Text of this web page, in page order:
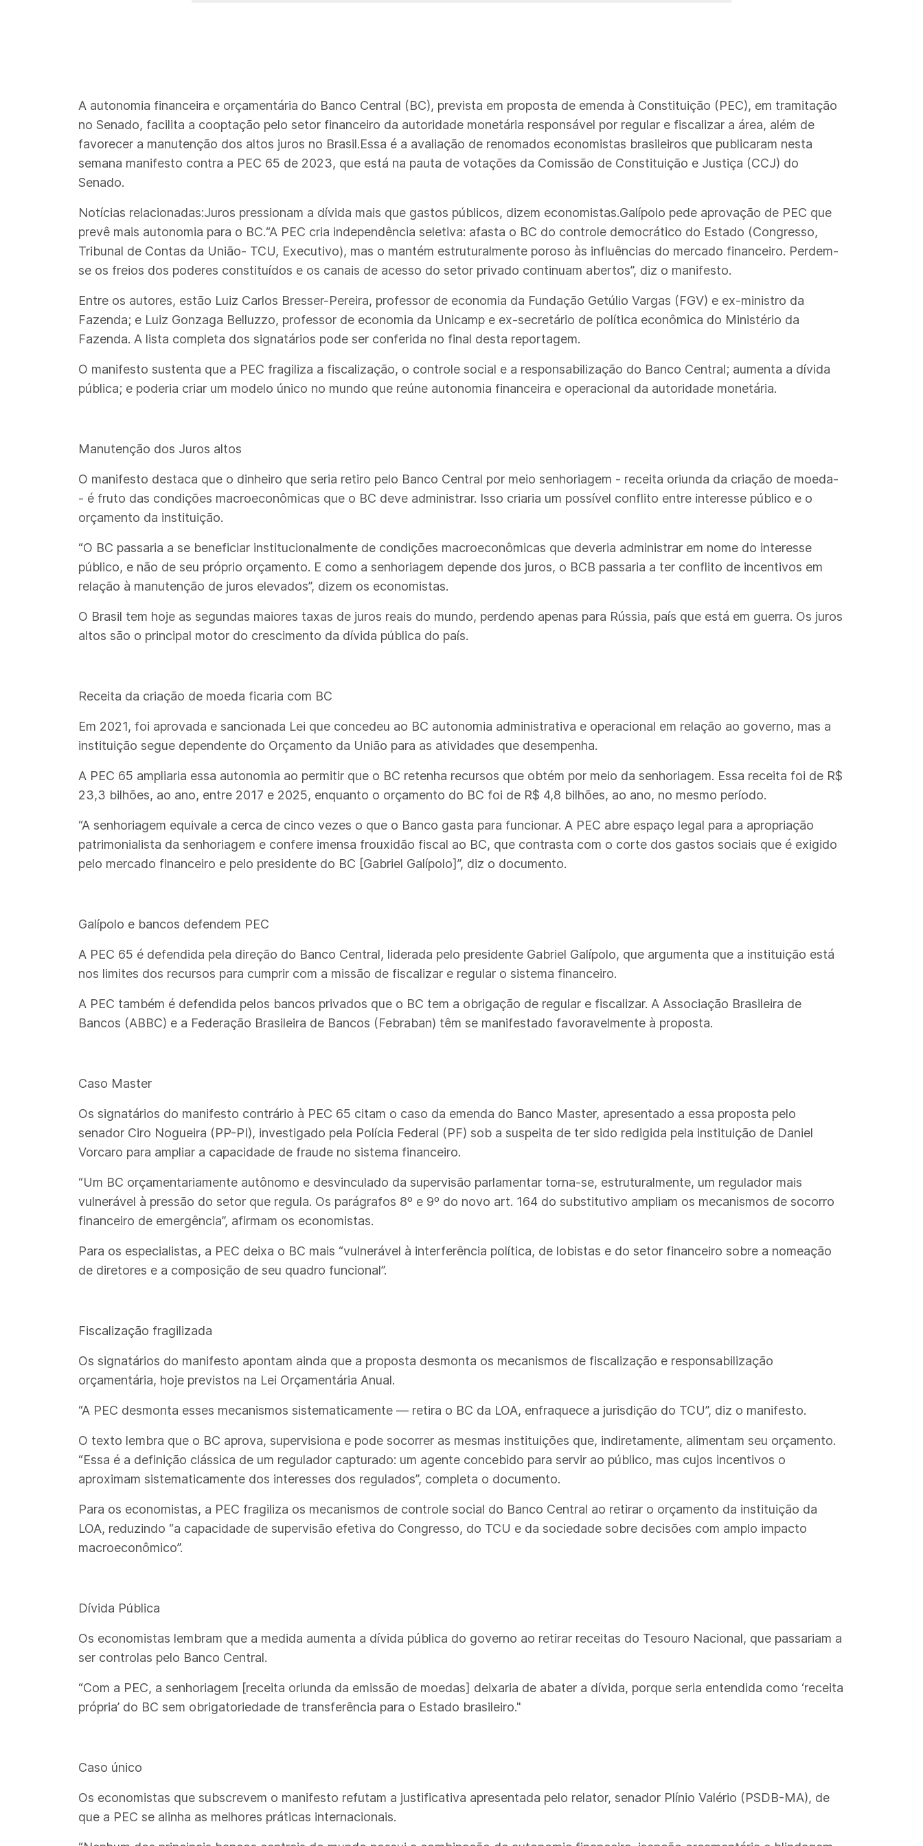
A autonomia financeira e orçamentária do Banco Central (BC), prevista em proposta de emenda à Constituição (PEC), em tramitação
no Senado, facilita a cooptação pelo setor financeiro da autoridade monetária responsável por regular e fiscalizar a área, além de
favorecer a manutenção dos altos juros no Brasil.Essa é a avaliação de renomados economistas brasileiros que publicaram nesta
semana manifesto contra a PEC 65 de 2023, que está na pauta de votações da Comissão de Constituição e Justiça (CCJ) do
Senado.
Notícias relacionadas:Juros pressionam a dívida mais que gastos públicos, dizem economistas.Galípolo pede aprovação de PEC que
prevê mais autonomia para o BC.“A PEC cria independência seletiva: afasta o BC do controle democrático do Estado (Congresso,
Tribunal de Contas da União- TCU, Executivo), mas o mantém estruturalmente poroso às influências do mercado financeiro. Perdem-
se os freios dos poderes constituídos e os canais de acesso do setor privado continuam abertos”, diz o manifesto.
Entre os autores, estão Luiz Carlos Bresser-Pereira, professor de economia da Fundação Getúlio Vargas (FGV) e ex-ministro da
Fazenda; e Luiz Gonzaga Belluzzo, professor de economia da Unicamp e ex-secretário de política econômica do Ministério da
Fazenda. A lista completa dos signatários pode ser conferida no final desta reportagem.
O manifesto sustenta que a PEC fragiliza a fiscalização, o controle social e a responsabilização do Banco Central; aumenta a dívida
pública; e poderia criar um modelo único no mundo que reúne autonomia financeira e operacional da autoridade monetária.
Manutenção dos Juros altos
O manifesto destaca que o dinheiro que seria retiro pelo Banco Central por meio senhoriagem - receita oriunda da criação de moeda-
- é fruto das condições macroeconômicas que o BC deve administrar. Isso criaria um possível conflito entre interesse público e o
orçamento da instituição.
“O BC passaria a se beneficiar institucionalmente de condições macroeconômicas que deveria administrar em nome do interesse
público, e não de seu próprio orçamento. E como a senhoriagem depende dos juros, o BCB passaria a ter conflito de incentivos em
relação à manutenção de juros elevados”, dizem os economistas.
O Brasil tem hoje as segundas maiores taxas de juros reais do mundo, perdendo apenas para Rússia, país que está em guerra. Os juros
altos são o principal motor do crescimento da dívida pública do país.
Receita da criação de moeda ficaria com BC
Em 2021, foi aprovada e sancionada Lei que concedeu ao BC autonomia administrativa e operacional em relação ao governo, mas a
instituição segue dependente do Orçamento da União para as atividades que desempenha.
A PEC 65 ampliaria essa autonomia ao permitir que o BC retenha recursos que obtém por meio da senhoriagem. Essa receita foi de R$
23,3 bilhões, ao ano, entre 2017 e 2025, enquanto o orçamento do BC foi de R$ 4,8 bilhões, ao ano, no mesmo período.
“A senhoriagem equivale a cerca de cinco vezes o que o Banco gasta para funcionar. A PEC abre espaço legal para a apropriação
patrimonialista da senhoriagem e confere imensa frouxidão fiscal ao BC, que contrasta com o corte dos gastos sociais que é exigido
pelo mercado financeiro e pelo presidente do BC [Gabriel Galípolo]”, diz o documento.
Galípolo e bancos defendem PEC
A PEC 65 é defendida pela direção do Banco Central, liderada pelo presidente Gabriel Galípolo, que argumenta que a instituição está
nos limites dos recursos para cumprir com a missão de fiscalizar e regular o sistema financeiro.
A PEC também é defendida pelos bancos privados que o BC tem a obrigação de regular e fiscalizar. A Associação Brasileira de
Bancos (ABBC) e a Federação Brasileira de Bancos (Febraban) têm se manifestado favoravelmente à proposta.
Caso Master
Os signatários do manifesto contrário à PEC 65 citam o caso da emenda do Banco Master, apresentado a essa proposta pelo
senador Ciro Nogueira (PP-PI), investigado pela Polícia Federal (PF) sob a suspeita de ter sido redigida pela instituição de Daniel
Vorcaro para ampliar a capacidade de fraude no sistema financeiro.
“Um BC orçamentariamente autônomo e desvinculado da supervisão parlamentar torna-se, estruturalmente, um regulador mais
vulnerável à pressão do setor que regula. Os parágrafos 8º e 9º do novo art. 164 do substitutivo ampliam os mecanismos de socorro
financeiro de emergência”, afirmam os economistas.
Para os especialistas, a PEC deixa o BC mais “vulnerável à interferência política, de lobistas e do setor financeiro sobre a nomeação
de diretores e a composição de seu quadro funcional”.
Fiscalização fragilizada
Os signatários do manifesto apontam ainda que a proposta desmonta os mecanismos de fiscalização e responsabilização
orçamentária, hoje previstos na Lei Orçamentária Anual.
“A PEC desmonta esses mecanismos sistematicamente — retira o BC da LOA, enfraquece a jurisdição do TCU”, diz o manifesto.
O texto lembra que o BC aprova, supervisiona e pode socorrer as mesmas instituições que, indiretamente, alimentam seu orçamento.
“Essa é a definição clássica de um regulador capturado: um agente concebido para servir ao público, mas cujos incentivos o
aproximam sistematicamente dos interesses dos regulados”, completa o documento.
Para os economistas, a PEC fragiliza os mecanismos de controle social do Banco Central ao retirar o orçamento da instituição da
LOA, reduzindo “a capacidade de supervisão efetiva do Congresso, do TCU e da sociedade sobre decisões com amplo impacto
macroeconômico”.
Dívida Pública
Os economistas lembram que a medida aumenta a dívida pública do governo ao retirar receitas do Tesouro Nacional, que passariam a
ser controlas pelo Banco Central.
“Com a PEC, a senhoriagem [receita oriunda da emissão de moedas] deixaria de abater a dívida, porque seria entendida como ‘receita
própria’ do BC sem obrigatoriedade de transferência para o Estado brasileiro."
Caso único
Os economistas que subscrevem o manifesto refutam a justificativa apresentada pelo relator, senador Plínio Valério (PSDB-MA), de
que a PEC se alinha as melhores práticas internacionais.